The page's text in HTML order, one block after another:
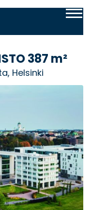
387 m²
Helsinki